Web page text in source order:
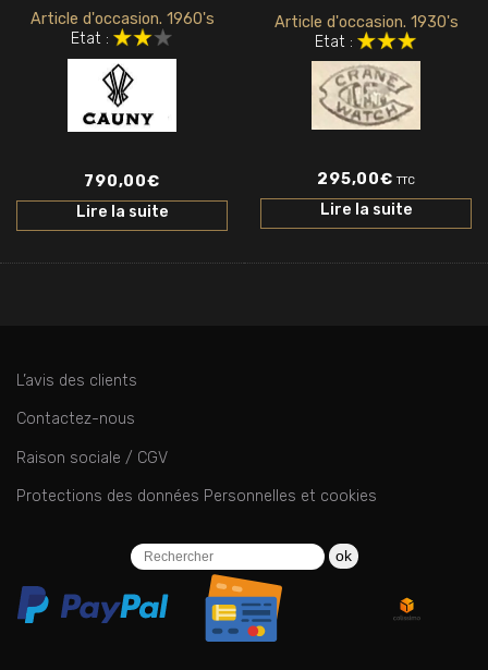
Article d'occasion. 1960's
Etat :
790,00€
Lire la suite
Article d'occasion. 1930's
Etat :
295,00€ TTC
Lire la suite
L’avis des clients
Contactez-nous
Raison sociale / CGV
Protections des données Personnelles et cookies
ok